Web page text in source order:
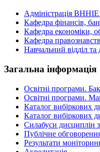
Адміністрація
Кафедра фінансів,
Кафедра економіки,
Кафедра
Навчальний відділ
Загальна інформація
Освітні програми.
Освітні програми.
Каталог вибіркових
Каталог вибіркових
Силабуси дисциплін
Публічне
Результати